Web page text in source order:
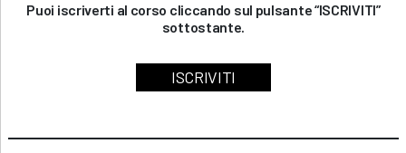
Puoi iscriverti al corso cliccando sul pulsante “ISCRIVITI”
sottostante.
ISCRIVITI